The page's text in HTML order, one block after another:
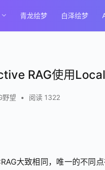
青龙绘梦 白泽绘梦
RAG使用
野望 • 阅读 1322
大致相同，唯一的不同